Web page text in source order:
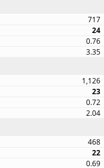
717
24
0.76
3.35
1,126
23
0.72
2.04
468
22
0.69